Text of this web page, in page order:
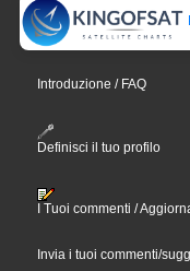
Introduzione / FAQ
Definisci il tuo profilo
I Tuoi commenti /
Invia i tuoi commenti/